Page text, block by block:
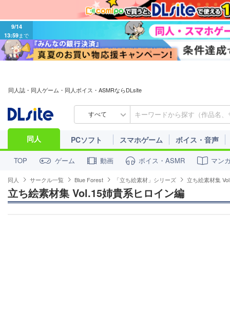
9/14
13:59まで
同人誌・同人ゲーム・同人ボイス・ASMRならDLsite
すべて
同人 PCソフト スマホゲーム ボイス・音声
TOP ゲーム 動画 ボイス・ASMR マン
同人 サークル一覧 Blue Forest 「立ち絵素材」シリーズ 立ち絵素材集
立ち絵素材集 Vol.15姉貴系ヒロイン編